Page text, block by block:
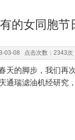
的女同胞节
03-08 点击次数：2343次
天的脚步，我们再
通瑞滤油机经研究